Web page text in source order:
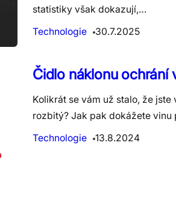
statistiky však dokazují,…
Technologie
30.7.2025
Čidlo náklonu
Kolikrát se vám už stalo, že
rozbitý? Jak pak dokážete
Technologie
13.8.2024